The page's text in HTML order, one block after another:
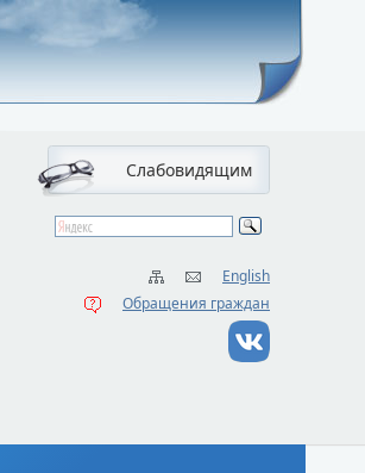
Слабовидящим
English
Обращения граждан